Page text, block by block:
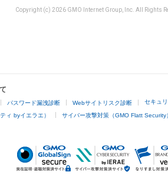
Copyright (c) 2026 GMO Internet Group, Inc. All Rights
パスワード漏洩診断 Webサイトリスク診断 セキュ
ィ byイエラエ） サイバー攻撃対策（GMO Flatt Security